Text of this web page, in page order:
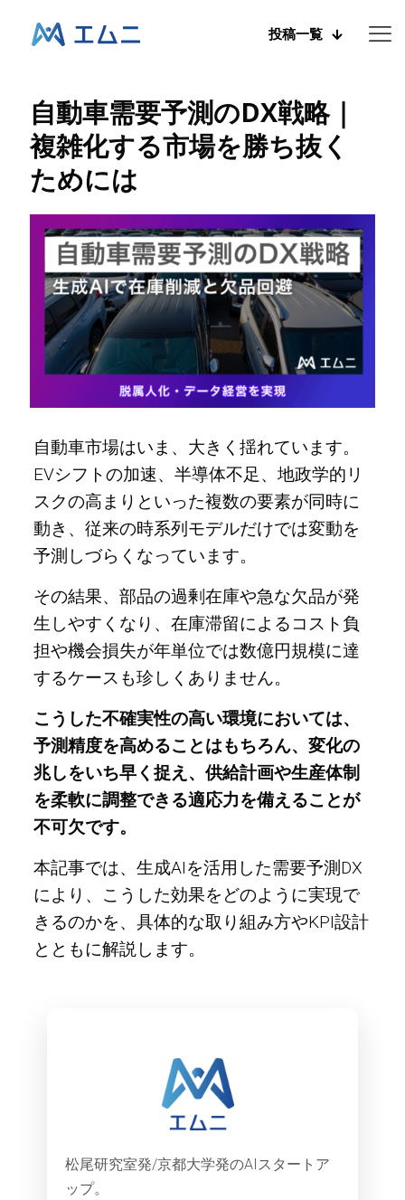
投稿一覧
自動車需要予測のDX戦略｜
複雑化する市場を勝ち抜く
ためには
自動車市場はいま、大きく揺れています。
EVシフトの加速、半導体不足、地政学的リ
スクの高まりといった複数の要素が同時に
動き、従来の時系列モデルだけでは変動を
予測しづらくなっています。
その結果、部品の過剰在庫や急な欠品が発
生しやすくなり、在庫滞留によるコスト負
担や機会損失が年単位では数億円規模に達
するケースも珍しくありません。
こうした不確実性の高い環境においては、
予測精度を高めることはもちろん、変化の
兆しをいち早く捉え、供給計画や生産体制
を柔軟に調整できる適応力を備えることが
不可欠です。
本記事では、生成AIを活用した需要予測DX
により、こうした効果をどのように実現で
きるのかを、具体的な取り組み方やKPI設計
とともに解説します。
松尾研究室発/京都大学発のAIスタートア
ップ。